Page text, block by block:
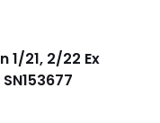
21, 2/22 Ex